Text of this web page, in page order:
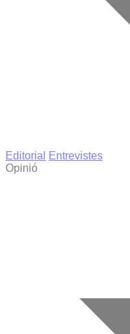
Editorial
Entrevistes
Opinió